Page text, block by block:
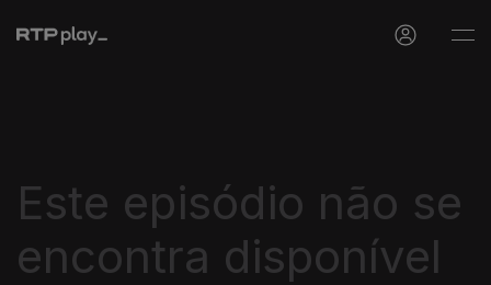
Este episódio não se
encontra disponível